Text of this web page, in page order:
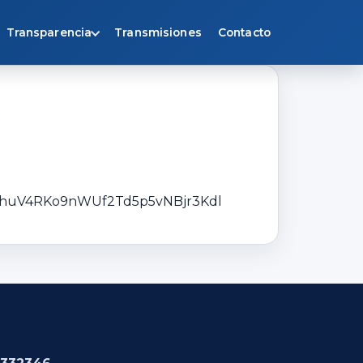
Transparencia Transmisiones Contacto